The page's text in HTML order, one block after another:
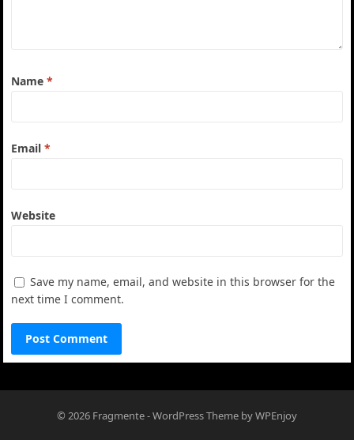
Name*
Email*
Website
Save my name, email, and website in this browser for the
next time I comment.
© 2026 Fragmente-WordPress Theme byWPEnjoy